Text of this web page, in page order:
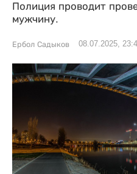
Полиция проводит
мужчину.
Ербол Садыков 08.07.2025,